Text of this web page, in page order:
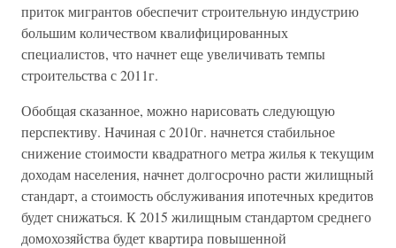
приток мигрантов обеспечит строительную индустрию
большим количеством квалифицированных
специалистов, что начнет еще увеличивать темпы
строительства с 2011г.
Обобщая сказанное, можно нарисовать следующую
перспективу. Начиная с 2010г. начнется стабильное
снижение стоимости квадратного метра жилья к текущим
доходам населения, начнет долгосрочно расти жилищный
стандарт, а стоимость обслуживания ипотечных кредитов
будет снижаться. К 2015 жилищным стандартом среднего
домохозяйства будет квартира повышенной